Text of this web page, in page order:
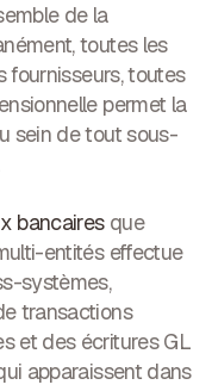
de la
toutes les
fournisseurs, toutes
permet la
sein de tout sous-
bancairesque
entités effectue
systèmes,
transactions
et des écritures GL
apparaissent dans